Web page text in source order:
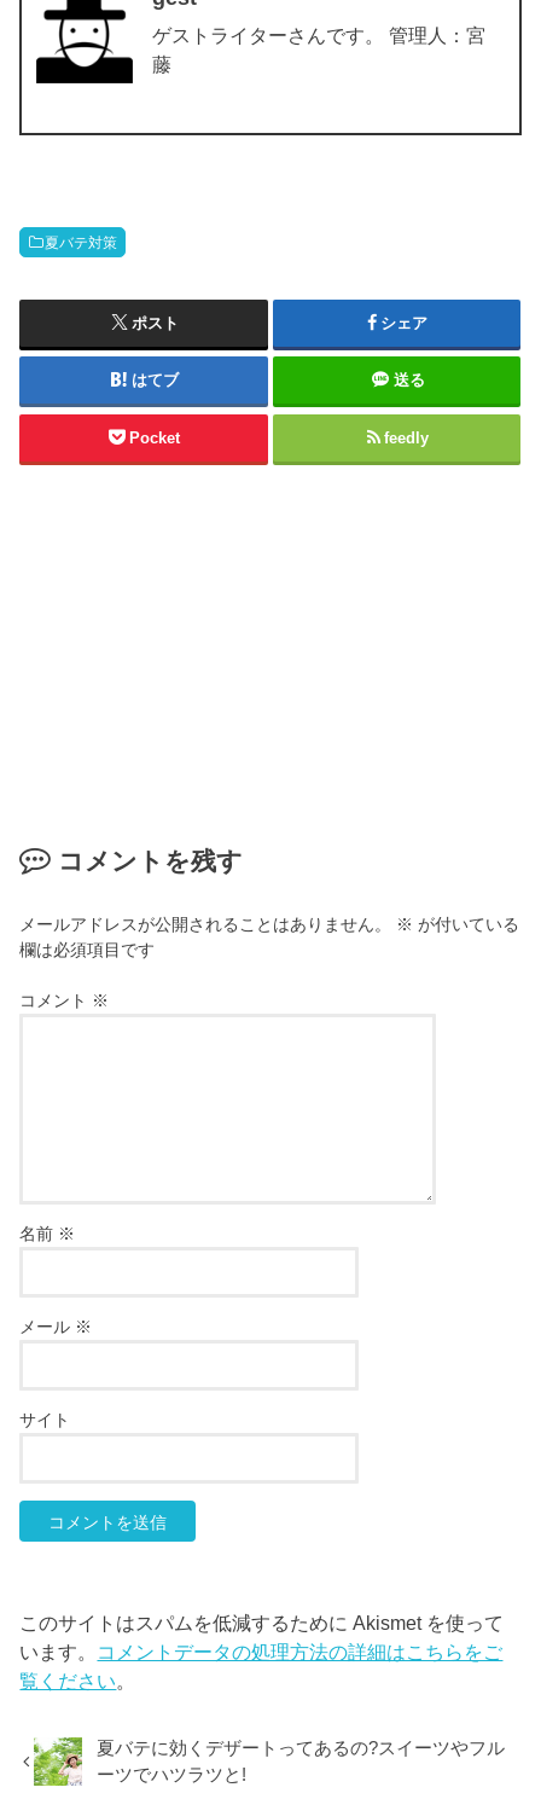
ゲストライターさんです。 管理人：宮
藤
夏バテ対策
ポスト シェア
はてブ 送る
Pocket feedly
コメントを残す
メールアドレスが公開されることはありません。 ※ が付いている
欄は必須項目です
コメント ※
名前 ※
メール ※
サイト
このサイトはスパムを低減するために Akismet を使って
います。 コメントデータの処理方法の詳細はこちらをご
覧ください。
夏バテに効くデザートってあるの?スイーツやフル
ーツでハツラツと!